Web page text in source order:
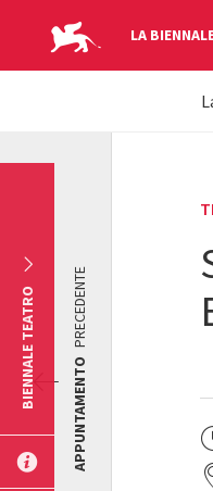
LA
APPUNTAMENTO
PRECEDENTE
BIENNALE TEATRO